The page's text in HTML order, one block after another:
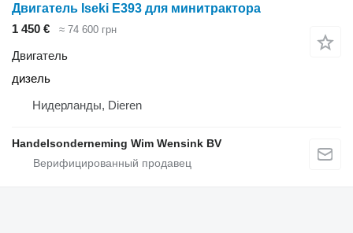
Двигатель Iseki E393 для минитрактора
1 450 €
≈ 74 600 грн
Двигатель
дизель
Нидерланды, Dieren
Handelsonderneming Wim Wensink BV